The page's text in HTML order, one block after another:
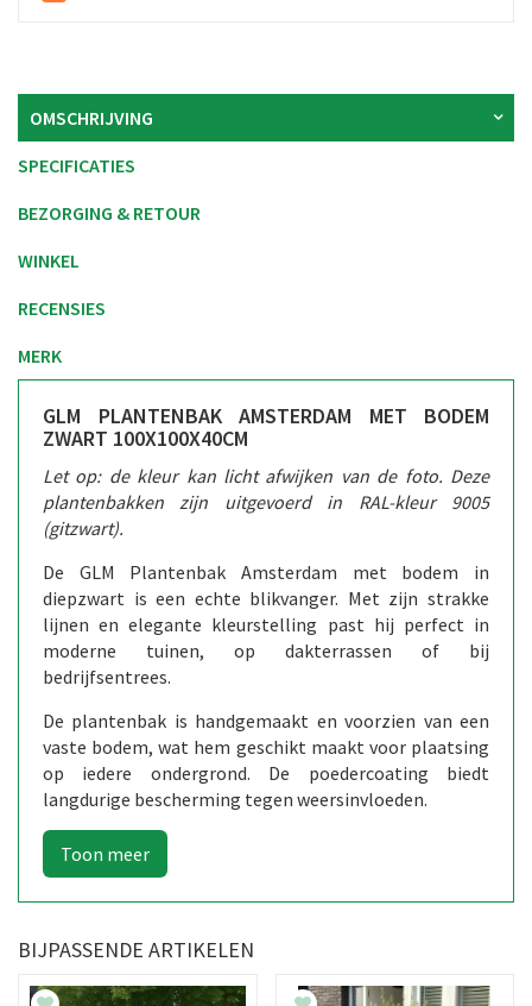
OMSCHRIJVING
SPECIFICATIES
BEZORGING & RETOUR
WINKEL
RECENSIES
MERK
GLM PLANTENBAK AMSTERDAM MET BODEM
ZWART 100X100X40CM
Let op: de kleur kan licht afwijken van de foto. Deze
plantenbakken zijn uitgevoerd in RAL-kleur 9005
(gitzwart).
De GLM Plantenbak Amsterdam met bodem in
diepzwart is een echte blikvanger. Met zijn strakke
lijnen en elegante kleurstelling past hij perfect in
moderne tuinen, op dakterrassen of bij
bedrijfsentrees.
De plantenbak is handgemaakt en voorzien van een
vaste bodem, wat hem geschikt maakt voor plaatsing
op iedere ondergrond. De poedercoating biedt
langdurige bescherming tegen weersinvloeden.
BIJPASSENDE ARTIKELEN